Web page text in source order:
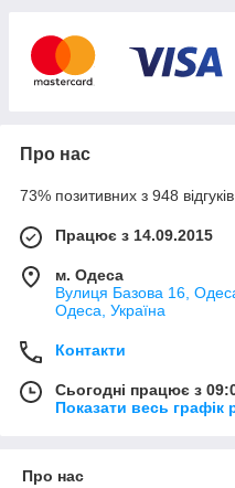
Про нас
73% позитивних з 948 відгуків
Працює з 14.09.2015
м. Одеса
Вулиця Базова 16,
Одеса, Україна
Контакти
Сьогодні працює з
Показати весь графік
Про нас